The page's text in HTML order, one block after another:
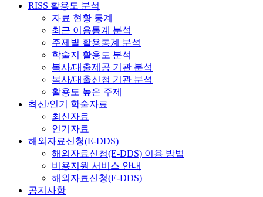
RISS 활용도 분석
자료 현황 통계
최근 이용통계 분석
주제별 활용통계 분석
학술지 활용도 분석
복사/대출제공 기관 분석
복사/대출신청 기관 분석
활용도 높은 주제
최신/인기 학술자료
최신자료
인기자료
해외자료신청(E-DDS)
해외자료신청(E-DDS) 이용 방법
비용지원 서비스 안내
해외자료신청(E-DDS)
공지사항